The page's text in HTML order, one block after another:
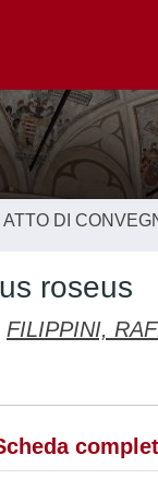
DI
roseus
FILIPPINI,